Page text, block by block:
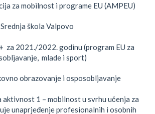
za mobilnost i programe EU (AMPEU)
Srednja škola Valpovo
za 2021./2022. godinu (program EU za
mlade i sport)
obrazovanje i osposobljavanje
aktivnost 1 – mobilnost u svrhu učenja za
unaprjeđenje profesionalnih i osobnih